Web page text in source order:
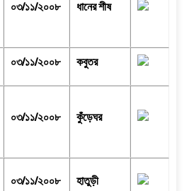
০৩/১১/২০০৮ ধানের শীষ
০৩/১১/২০০৮ কবুতর
০৩/১১/২০০৮ কুঁড়েঘর
০৩/১১/২০০৮ হাতুড়ী